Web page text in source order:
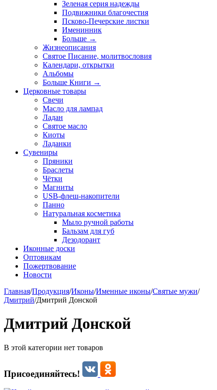
Зеленая серия надежды
Подвижники благочестия
Псково-Печерские листки
Именинник
Больше →
Жизнеописания
Святое Писание, молитвословия
Календари, открытки
Альбомы
Больше Книги →
Церковные товары
Свечи
Масло для лампад
Ладан
Святое масло
Киоты
Ладанки
Сувениры
Пряники
Браслеты
Чётки
Магниты
USB-флеш-накопители
Панно
Натуральная косметика
Мыло ручной работы
Бальзам для губ
Дезодорант
Иконные доски
Оптовикам
Пожертвование
Новости
Главная/Продукция/Иконы/Именные иконы/Святые мужи/
Дмитрий/Дмитрий Донской
Дмитрий Донской
В этой категории нет товаров
Присоединяйтесь!